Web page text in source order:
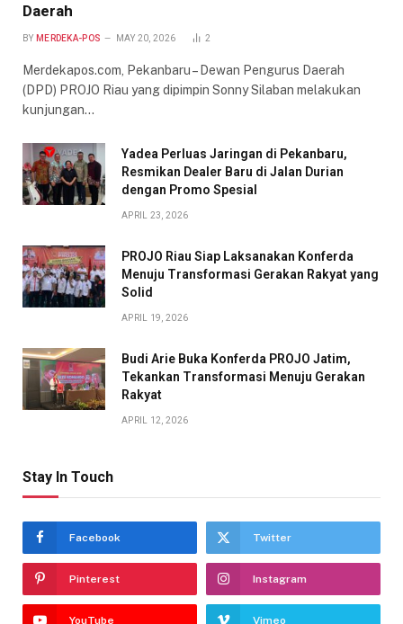
Daerah
BY MERDEKA-POS MAY 20, 2026 2
Merdekapos.com, Pekanbaru – Dewan Pengurus Daerah
(DPD) PROJO Riau yang dipimpin Sonny Silaban melakukan
kunjungan…
Yadea Perluas Jaringan di Pekanbaru,
Resmikan Dealer Baru di Jalan Durian
dengan Promo Spesial
APRIL 23, 2026
PROJO Riau Siap Laksanakan Konferda
Menuju Transformasi Gerakan Rakyat yang
Solid
APRIL 19, 2026
Budi Arie Buka Konferda PROJO Jatim,
Tekankan Transformasi Menuju Gerakan
Rakyat
APRIL 12, 2026
Stay In Touch
Facebook Twitter
Pinterest Instagram
YouTube Vimeo